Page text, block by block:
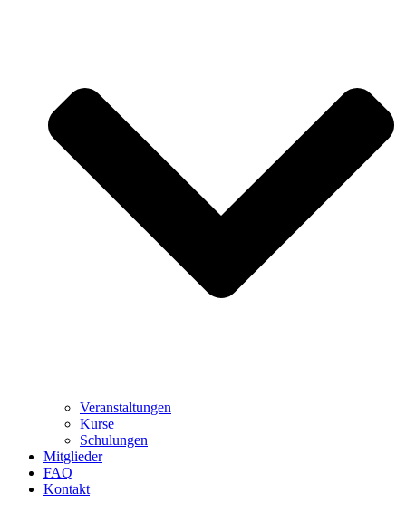
Veranstaltungen
Kurse
Schulungen
Mitglieder
FAQ
Kontakt